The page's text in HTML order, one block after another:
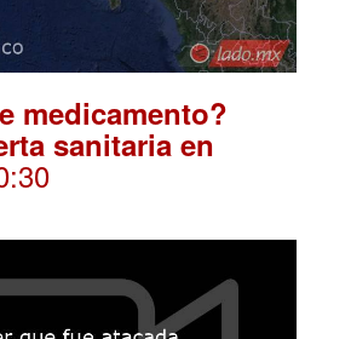
medicamento?
sanitaria en